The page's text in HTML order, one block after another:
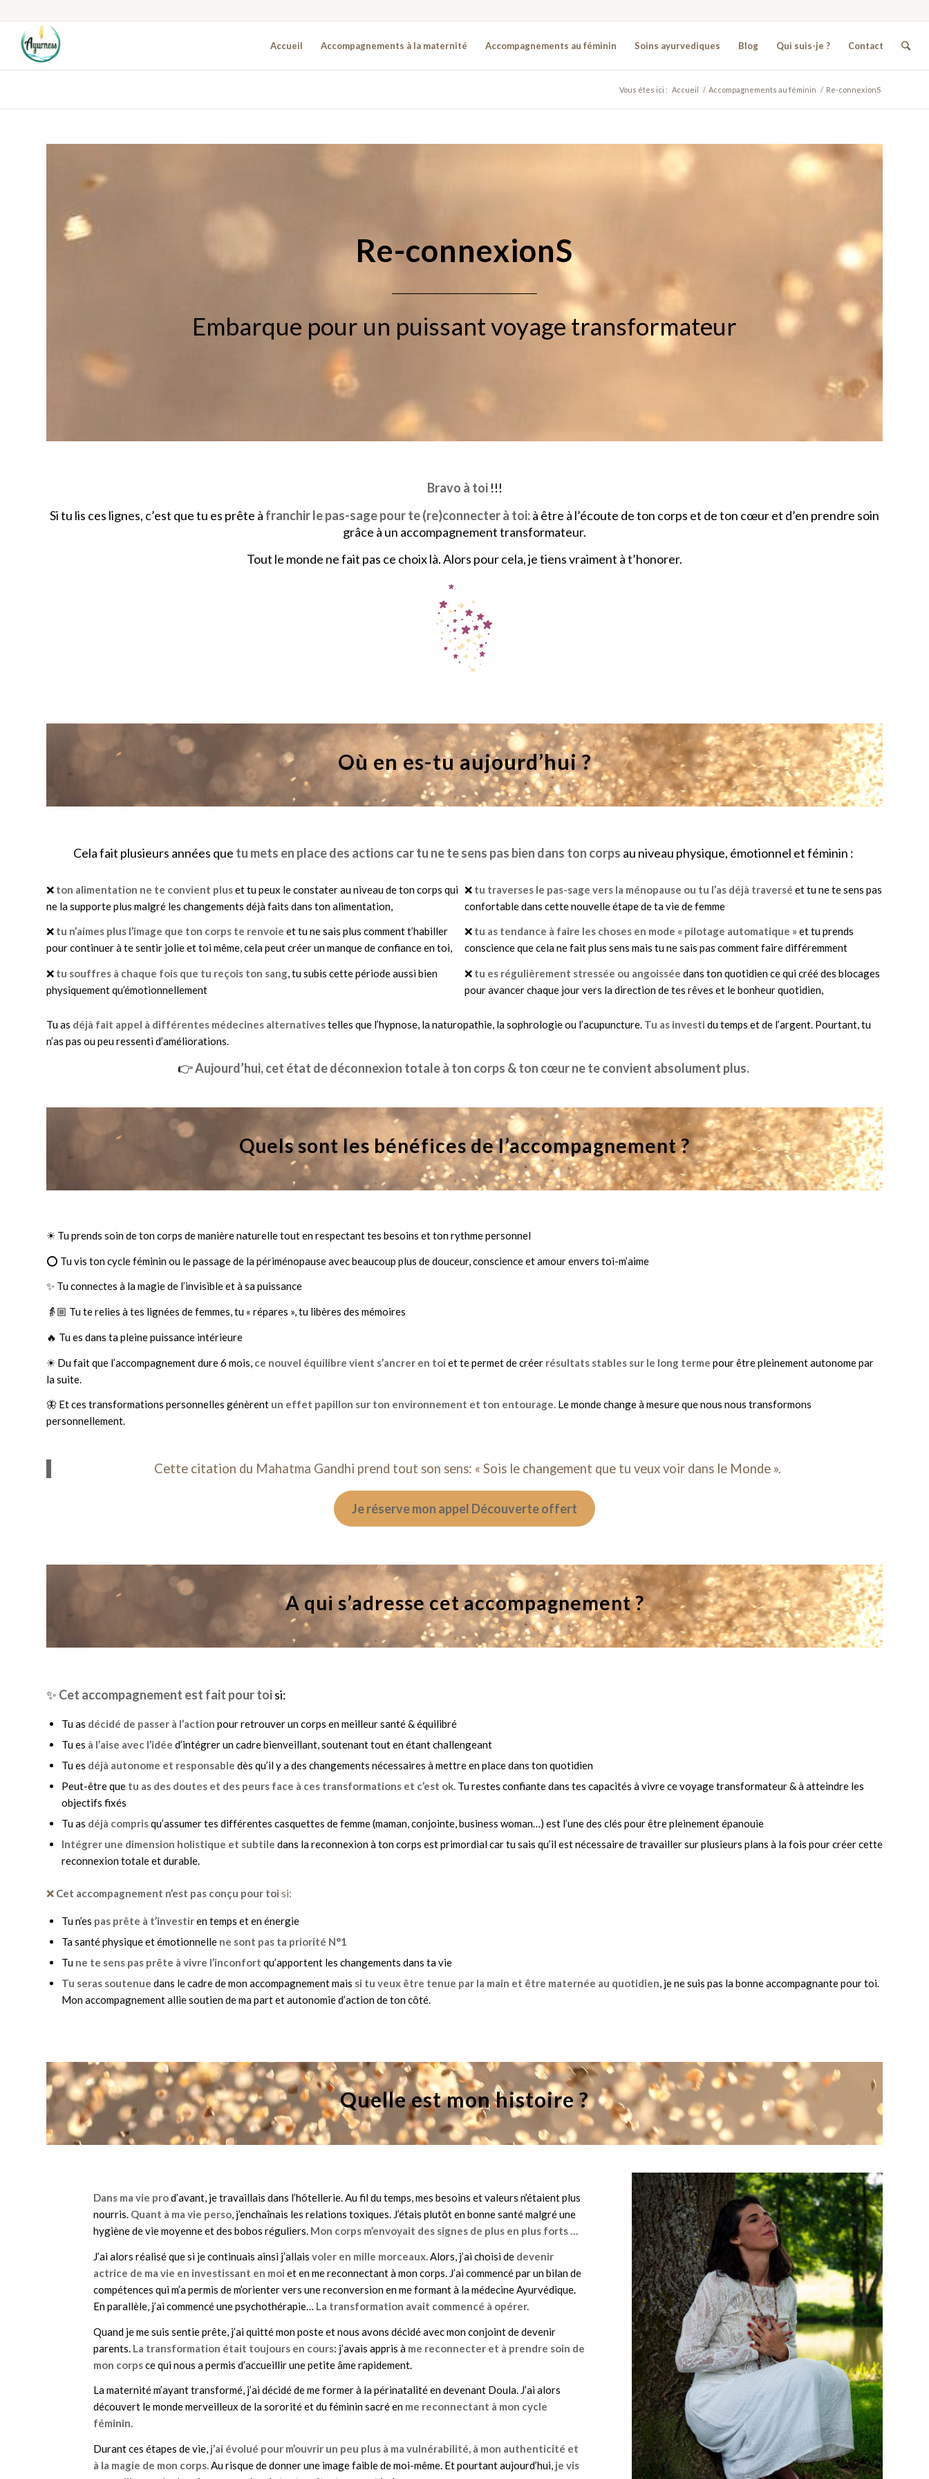
Accueil Accompagnements à la maternité Accompagnements au féminin Soins ayurvediques Blog Qui suis-je ? Contact
Vous êtes ici : Accueil / Accompagnements au féminin / Re-connexionS
Re-connexionS
Embarque pour un puissant voyage transformateur
Bravo à toi!!!
Si tu lis ces lignes, c’est que tu es prête à franchir le pas-sage pour te (re)connecter à toi:à être à l’écoute de ton corps et de ton cœur et d’en prendre soin
grâce à un accompagnement transformateur.
Tout le monde ne fait pas ce choix là. Alors pour cela, je tiens vraiment à t’honorer.
Où en es-tu aujourd’hui ?
Cela fait plusieurs années que tu mets en place des actions car tu ne te sens pas bien dans ton corps au niveau physique, émotionnel et féminin :
❌ ton alimentation ne te convient pluset tu peux le constater au niveau de ton corps qui
ne la supporte plus malgré les changements déjà faits dans ton alimentation,
❌ tu n’aimes plus l’image que ton corps te renvoie et tu ne sais plus comment t’habiller
pour continuer à te sentir jolie et toi même, cela peut créer un manque de confiance en toi,
❌ tu souffres à chaque fois que tu reçois ton sang, tu subis cette période aussi bien
physiquement qu’émotionnellement
❌ tu traverses le pas-sage vers la ménopause ou tu l’as déjà traversé et tu ne te sens pas
confortable dans cette nouvelle étape de ta vie de femme
❌ tu as tendance à faire les choses en mode « pilotage automatique »et tu prends
conscience que cela ne fait plus sens mais tu ne sais pas comment faire différemment
❌ tu es régulièrement stressée ou angoissée dans ton quotidien ce qui créé des blocages
pour avancer chaque jour vers la direction de tes rêves et le bonheur quotidien,
Tu as déjà fait appel à différentes médecines alternativestelles que l’hypnose, la naturopathie, la sophrologie ou l’acupuncture. Tu as investi du temps et de l’argent. Pourtant, tu
n’as pas ou peu ressenti d’améliorations.
👉Aujourd’hui, cet état de déconnexion totale à ton corps & ton cœur ne te convient absolument plus.
Quels sont les bénéfices de l’accompagnement ?
☀ Tu prends soin de ton corps de manière naturelle tout en respectant tes besoins et ton rythme personnel
⭕ Tu vis ton cycle féminin ou le passage de la périménopause avec beaucoup plus de douceur, conscience et amour envers toi-m’aime
✨ Tu connectes à la magie de l’invisible et à sa puissance
👵🏼 Tu te relies à tes lignées de femmes, tu « répares », tu libères des mémoires
🔥 Tu es dans ta pleine puissance intérieure
☀ Du fait que l’accompagnement dure 6 mois, ce nouvel équilibre vient s’ancrer en toi et te permet de créer résultats stables sur le long terme pour être pleinement autonome par
la suite.
🦋 Et ces transformations personnelles génèrent un effet papillon sur ton environnement et ton entourage. Le monde change à mesure que nous nous transformons
personnellement.
Cette citation du Mahatma Gandhi prend tout son sens: « Sois le changement que tu veux voir dans le Monde ».
Je réserve mon appel Découverte offert
A qui s’adresse cet accompagnement ?
✨ Cet accompagnement est fait pour toisi:
Tu as décidé de passer à l’action pour retrouver un corps en meilleur santé & équilibré
Tu es à l’aise avec l’idée d’intégrer un cadre bienveillant, soutenant tout en étant challengeant
Tu es déjà autonome et responsable dès qu’il y a des changements nécessaires à mettre en place dans ton quotidien
Peut-être que tu as des doutes et des peurs face à ces transformations et c’est ok. Turestes confiante dans tes capacités à vivre ce voyage transformateur & à atteindre les
objectifs fixés
Tu as déjà comprisqu’assumer tes différentes casquettes de femme (maman, conjointe, business woman…) est l’une des clés pour être pleinement épanouie
Intégrer une dimension holistique et subtile dans la reconnexion à ton corps est primordial car tu sais qu’il est nécessaire de travailler sur plusieurs plans à la fois pour créer cette
reconnexion totale et durable.
❌ Cet accompagnement n’est pas conçu pour toi si:
Tu n’es pas prête à t’investiren temps et en énergie
Ta santé physique et émotionnelle ne sont pas ta priorité N°1
Tu ne te sens pas prête à vivre l’inconfort qu’apportent les changements dans ta vie
Tu seras soutenue dans le cadre de mon accompagnement mais si tu veux être tenue par la main et être maternée au quotidien, je ne suis pas la bonne accompagnante pour toi.
Mon accompagnement allie soutien de ma part et autonomie d’action de ton côté.
Quelle est mon histoire ?
Dans ma vie prod’avant, je travaillais dans l’hôtellerie. Au fil du temps, mes besoins et valeurs n’étaient plus
nourris. Quant à ma vie perso, j’enchaînais les relations toxiques. J’étais plutôt en bonne santé malgré une
hygiène de vie moyenne et des bobos réguliers. Mon corps m’envoyait des signes de plus en plus forts …
J’ai alors réalisé que si je continuais ainsi j’allais voler en mille morceaux.Alors, j’ai choisi de devenir
actrice de ma vie en investissant en moi et en me reconnectant à mon corps. J’ai commencé par un bilan de
compétences qui m’a permis de m’orienter vers une reconversion en me formant à la médecine Ayurvédique.
En parallèle, j’ai commencé une psychothérapie… La transformation avait commencé à opérer.
Quand je me suis sentie prête, j’ai quitté mon poste et nous avons décidé avec mon conjoint de devenir
parents. La transformation était toujours en cours: j’avais appris à me reconnecter et à prendre soin de
mon corpsce qui nous a permis d’accueillir une petite âme rapidement.
La maternité m’ayant transformé, j’ai décidé de me former à la périnatalité en devenant Doula. J’ai alors
découvert le monde merveilleux de la sororité et du féminin sacré en me reconnectant à mon cycle
féminin.
Durant ces étapes de vie,j’ai évolué pour m’ouvrir un peu plus à ma vulnérabilité, à mon authenticité et
à la magie de mon corps.Au risque de donner une image faible de moi-même. Et pourtant aujourd’hui, je vis